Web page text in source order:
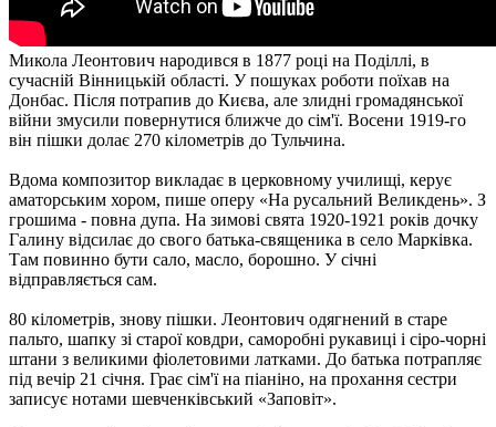
Микола Леонтович народився в 1877 році на Поділлі, в
сучасній Вінницькій області. У пошуках роботи поїхав на
Донбас. Після потрапив до Києва, але злидні громадянської
війни змусили повернутися ближче до сім'ї. Восени 1919-го
він пішки долає 270 кілометрів до Тульчина.
Вдома композитор викладає в церковному училищі, керує
аматорським хором, пише оперу «На русальний Великдень». З
грошима - повна дупа. На зимові свята 1920-1921 років дочку
Галину відсилає до свого батька-священика в село Марківка.
Там повинно бути сало, масло, борошно. У січні
відправляється сам.
80 кілометрів, знову пішки. Леонтович одягнений в старе
пальто, шапку зі старої ковдри, саморобні рукавиці і сіро-чорні
штани з великими фіолетовими латками. До батька потрапляє
під вечір 21 січня. Грає сім'ї на піаніно, на прохання сестри
записує нотами шевченківський «Заповіт».